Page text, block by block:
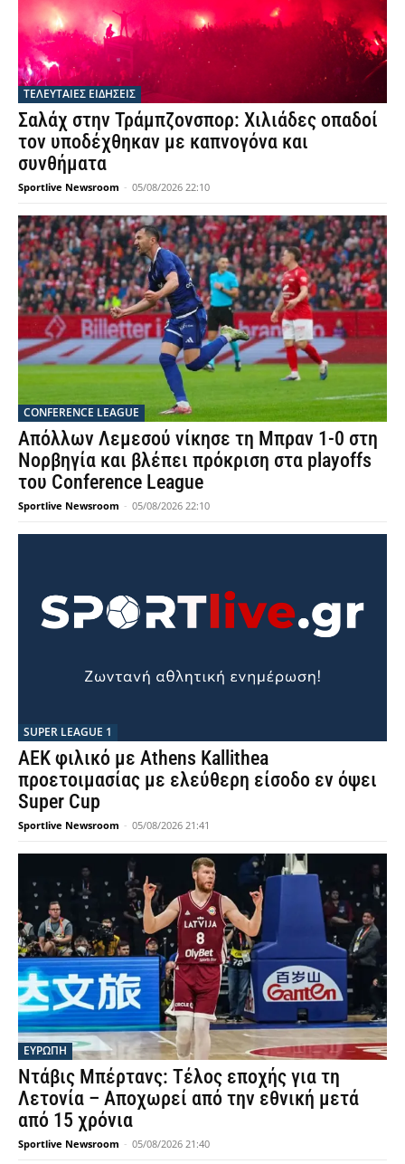
ΤΕΛΕΥΤΑΙΕΣ ΕΙΔΗΣΕΙΣ
Σαλάχ στην Τράμπζονσπορ: Χιλιάδες οπαδοί
τον υποδέχθηκαν με καπνογόνα και
συνθήματα
Sportlive Newsroom - 05/08/2026 22:10
CONFERENCE LEAGUE
Απόλλων Λεμεσού νίκησε τη Μπραν 1-0 στη
Νορβηγία και βλέπει πρόκριση στα playoffs
του Conference League
Sportlive Newsroom - 05/08/2026 22:10
SUPER LEAGUE 1
AEK φιλικό με Athens Kallithea
προετοιμασίας με ελεύθερη είσοδο εν όψει
Super Cup
Sportlive Newsroom - 05/08/2026 21:41
ΕΥΡΩΠΗ
Ντάβις Μπέρτανς: Τέλος εποχής για τη
Λετονία – Αποχωρεί από την εθνική μετά
από 15 χρόνια
Sportlive Newsroom - 05/08/2026 21:40